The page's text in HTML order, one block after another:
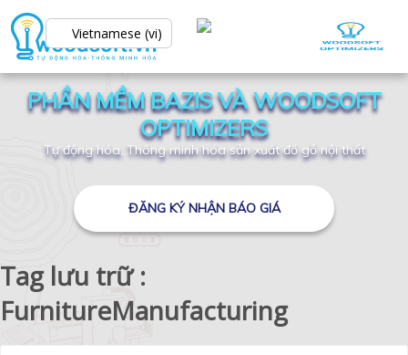
PHẦN MỀM BAZIS VÀ WOODSOFT
OPTIMIZERS
Tự động hóa, Thông minh hóa sản xuất đồ gỗ nội thất
ĐĂNG KÝ NHẬN BÁO GIÁ
Tag lưu trữ :
FurnitureManufacturing
Vietnamese (vi)